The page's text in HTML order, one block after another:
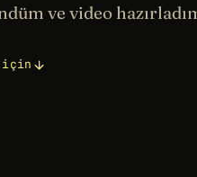
ve video
için